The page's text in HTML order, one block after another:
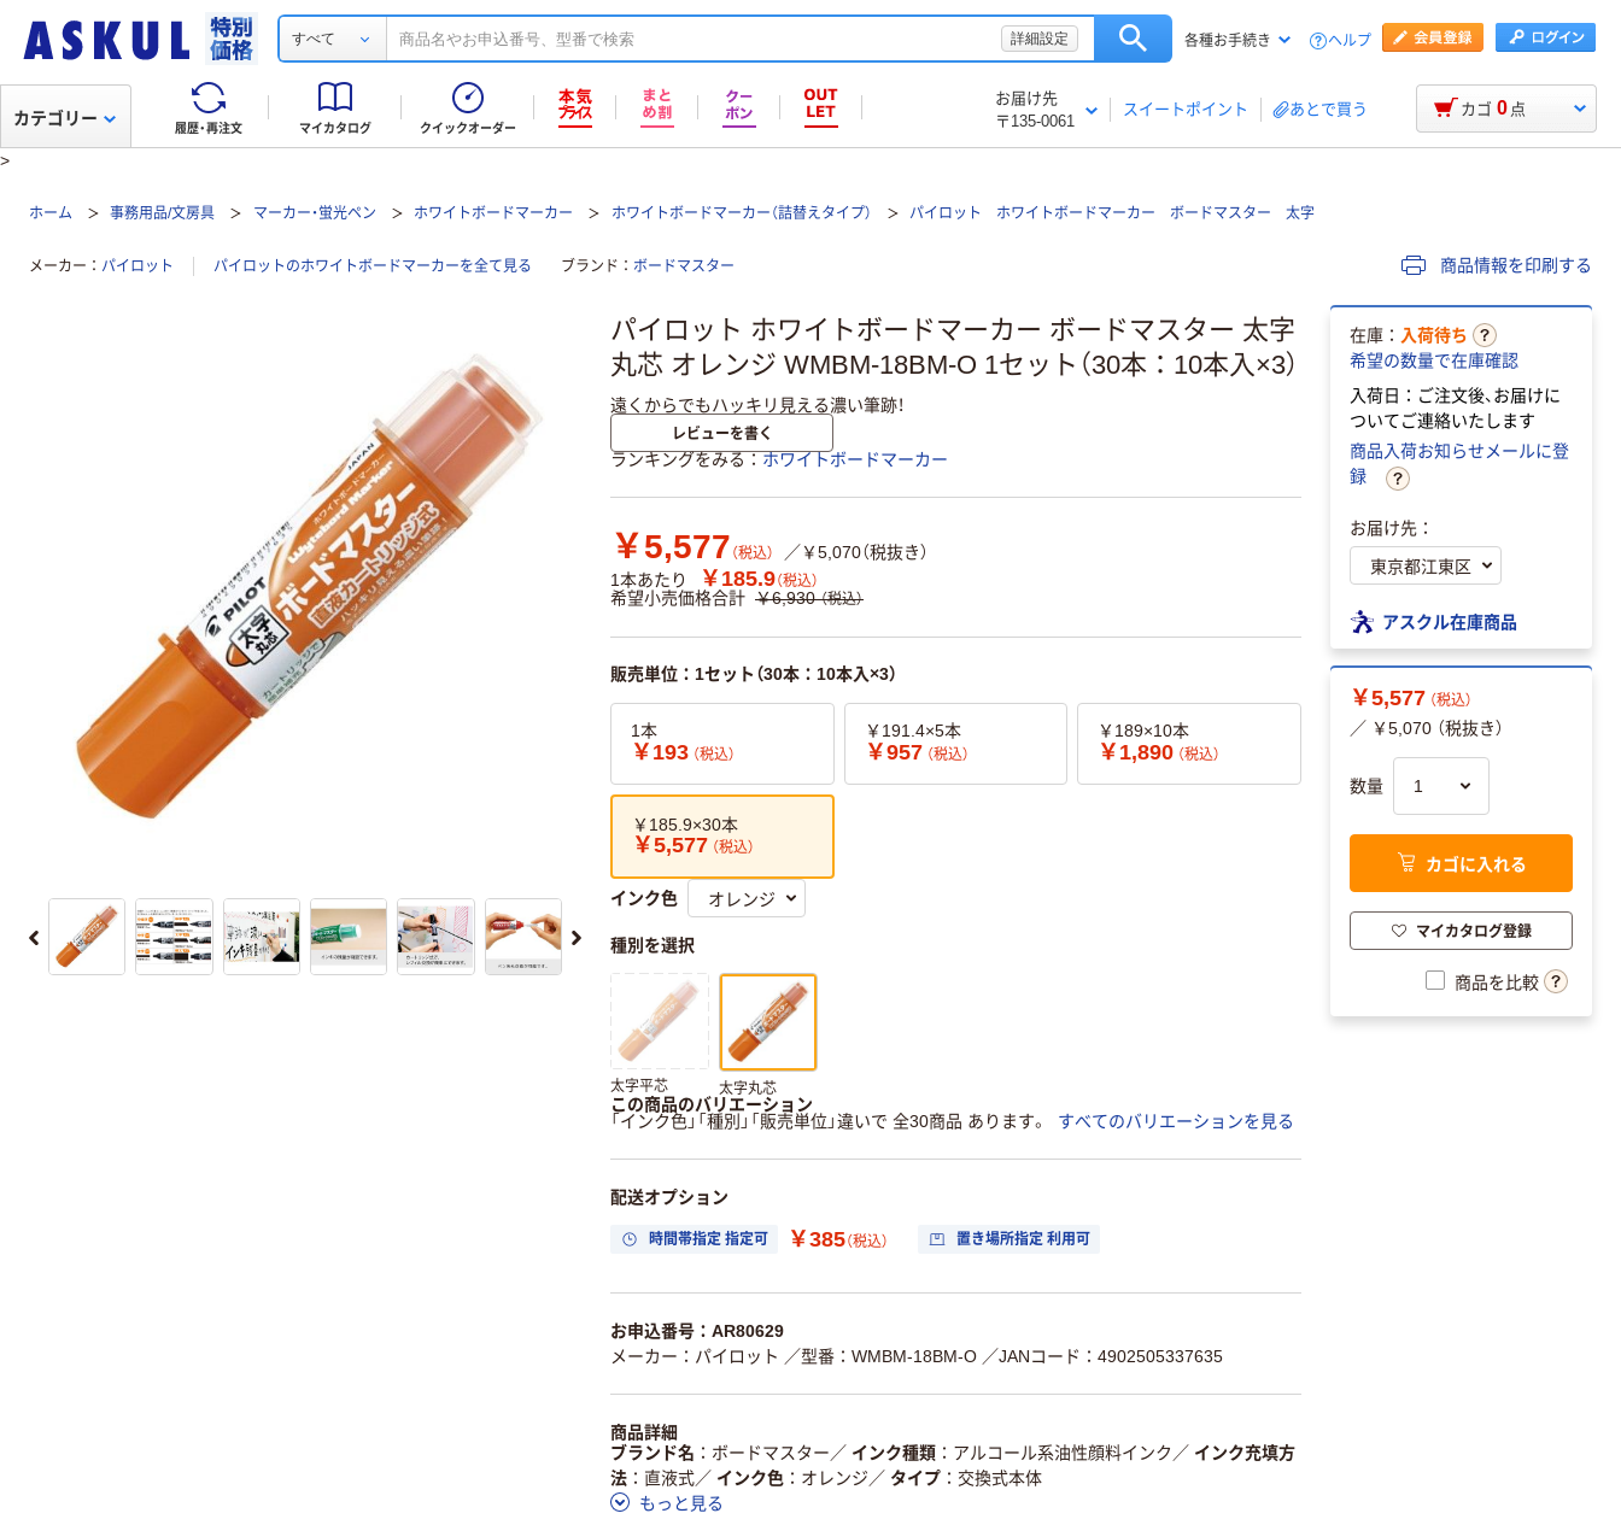
すべて 詳細設定 各種お手続き ヘルプ
履歴・再注文 マイカタログ クイックオーダー
お届け先
〒135-0061
スイートポイント あとで買う
カテゴリー カゴ 0 点
>
ホーム 事務用品/文房具 マーカー・蛍光ペン ホワイトボードマーカー ホワイトボードマーカー（詰替えタイプ） パイロット ホワイトボードマーカー ボードマスター 太字
メーカー パイロット パイロットのホワイトボードマーカーを全て見る ブランド ボードマスター 商品情報を印刷する
パイロット ホワイトボードマーカー ボードマスター 太字
丸芯 オレンジ WMBM-18BM-O 1セット（30本：10本入×3）
遠くからでもハッキリ見える濃い筆跡！
レビューを書く
ランキングをみる ホワイトボードマーカー
￥5,577 （税込）
／￥5,070（税抜き）
1本あたり
￥185.9（税込）
希望小売価格合計 ￥6,930 （税込）
販売単位：1セット（30本：10本入×3）
1本
￥193 （税込）
￥191.4×5本
￥957 （税込）
￥189×10本
￥1,890 （税込）
￥185.9×30本
￥5,577 （税込）
インク色
種別を選択
太字平芯 太字丸芯
この商品のバリエーション
「インク色」「種別」「販売単位」違いで 全30商品 あります。
すべてのバリエーションを見る
配送オプション
時間帯指定 指定可 ￥385（税込） 置き場所指定 利用可
お申込番号：AR80629
メーカー：パイロット ／型番：WMBM-18BM-O ／JANコード：4902505337635
商品詳細
ブランド名
ボードマスター／ インク種類 アルコール系油性顔料インク ／ インク充填方
法
直液式／ インク色 オレンジ／ タイプ
交換式本体
もっと見る
在庫： 入荷待ち
希望の数量で在庫確認
入荷日：ご注文後、お届けに
ついてご連絡いたします
商品入荷お知らせメールに登
録
お届け先：
アスクル在庫商品
￥5,577 （税込）
／ ￥5,070 （税抜き）
数量
カゴに入れる
マイカタログ登録
商品を比較